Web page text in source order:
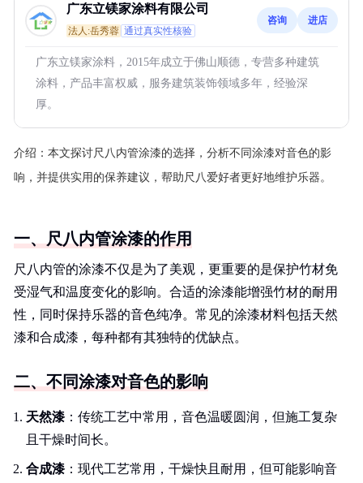
广东立镁家涂料有限公司
法人:岳秀蓉 通过真实性核验
咨询 进店
广东立镁家涂料，2015年成立于佛山顺德，专营多种建筑
涂料，产品丰富权威，服务建筑装饰领域多年，经验深
厚。
介绍： 本文探讨尺八内管涂漆的选择，分析不同涂漆对音色的影
响，并提供实用的保养建议，帮助尺八爱好者更好地维护乐器。
一、尺八内管涂漆的作用
尺八内管的涂漆不仅是为了美观，更重要的是保护竹材免
受湿气和温度变化的影响。合适的涂漆能增强竹材的耐用
性，同时保持乐器的音色纯净。常见的涂漆材料包括天然
漆和合成漆，每种都有其独特的优缺点。
二、不同涂漆对音色的影响
天然漆 ：传统工艺中常用，音色温暖圆润，但施工复杂
且干燥时间长。
合成漆 ：现代工艺常用，干燥快且耐用，但可能影响音